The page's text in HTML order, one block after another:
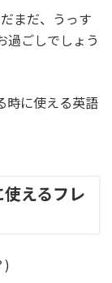
まだ、うっす
過ごしでしょう
時に使える英語
えるフレ
)